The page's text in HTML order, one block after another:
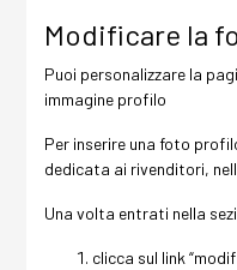
Modificare la
Puoi personalizzare la
immagine profilo
Per inserire una foto
dedicata ai rivenditori,
Una volta entrati nella
clicca sul link